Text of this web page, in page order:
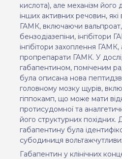
кислота), але механізм його
інших активних речовин,
ГАМК, включаючи вальпроат,
бензодіазепіни, інгібітори
інгібітори захоплення ГАМК,
пропрепарати ГАМК. У
габапентином, поміченим
була описана нова
головному мозку щурів,
гіппокамп, що може мати
протисудомної та
його структурних похідних.
габапентину була
субодиниця
Габапентин у клінічних